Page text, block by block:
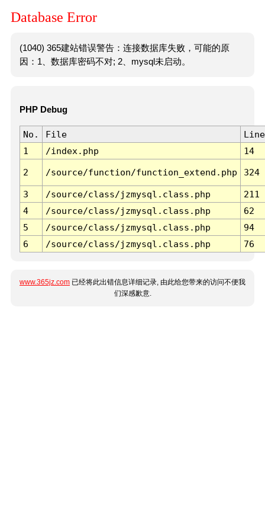
Database Error
(1040) 365建站错误警告：连接数据库失败，可能的原
因：1、数据库密码不对; 2、mysql未启动。
PHP Debug
No. File
Line
1
/index.php 14
2 /source/function/function_extend.php 324
3 /source/class/jzmysql.class.php
211
4
/source/class/jzmysql.class.php
62
5
/source/class/jzmysql.class.php
94
6
/source/class/jzmysql.class.php 76
www.365jz.com 已经将此出错信息详细记录, 由此给您带来的访问不便我
们深感歉意.